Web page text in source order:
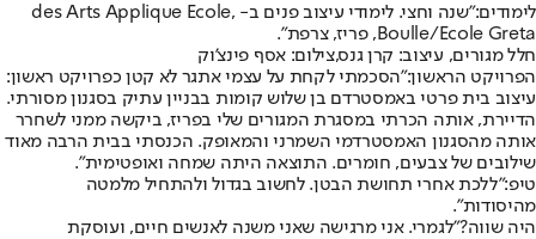
לימודים:
"שנה וחצי. לימודי עיצוב פנים ב- ,des Arts Applique Ecole
Boulle/Ecole Greta, פריז, צרפת".
חלל מגורים, עיצוב: קרן גנס,צילום: אסף פינצ'וק
הפרויקט הראשון:"הסכמתי לקחת על עצמי אתגר לא קטן כפרויקט ראשון:
עיצוב בית פרטי באמסטרדם בן שלוש קומות בבניין עתיק בסגנון מסורתי.
הדיירת, אותה הכרתי במסגרת המגורים שלי בפריז, ביקשה ממני לשחרר
אותה מהסגנון האמסטרדמי השמרני והמאופק. הכנסתי בבית הרבה מאוד
שילובים של צבעים, חומרים. התוצאה היתה שמחה ואופטימית".
טיפ:"ללכת אחרי תחושת הבטן. לחשוב בגדול ולהתחיל מלמטה
מהיסודות".
היה שווה?"לגמרי. אני מרגישה שאני משנה לאנשים חיים, ועוסקת